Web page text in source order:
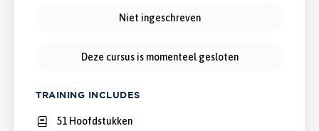
Niet ingeschreven
Deze cursus is momenteel gesloten
TRAINING INCLUDES
51 Hoofdstukken